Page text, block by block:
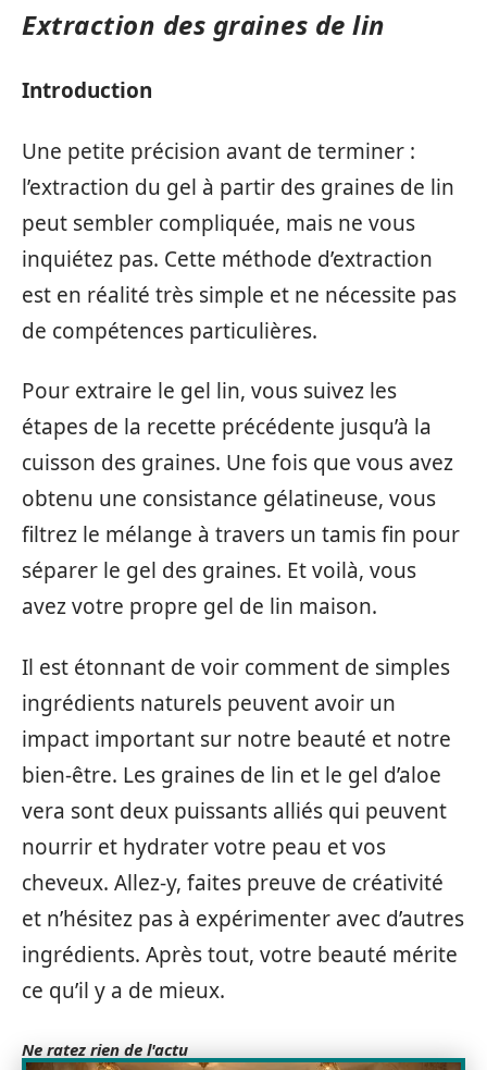
Extraction des graines de lin
Introduction
Une petite précision avant de terminer :
l’extraction du gel à partir des graines de lin
peut sembler compliquée, mais ne vous
inquiétez pas. Cette méthode d’extraction
est en réalité très simple et ne nécessite pas
de compétences particulières.
Pour extraire le gel lin, vous suivez les
étapes de la recette précédente jusqu’à la
cuisson des graines. Une fois que vous avez
obtenu une consistance gélatineuse, vous
filtrez le mélange à travers un tamis fin pour
séparer le gel des graines. Et voilà, vous
avez votre propre gel de lin maison.
Il est étonnant de voir comment de simples
ingrédients naturels peuvent avoir un
impact important sur notre beauté et notre
bien-être. Les graines de lin et le gel d’aloe
vera sont deux puissants alliés qui peuvent
nourrir et hydrater votre peau et vos
cheveux. Allez-y, faites preuve de créativité
et n’hésitez pas à expérimenter avec d’autres
ingrédients. Après tout, votre beauté mérite
ce qu’il y a de mieux.
Ne ratez rien de l'actu